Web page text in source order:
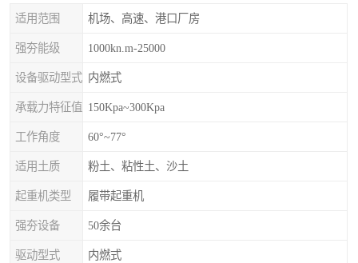
适用范围 机场、高速、港口厂房
强夯能级 1000kn.m-25000
设备驱动型式 内燃式
承载力特征值 150Kpa~300Kpa
工作角度 60°~77°
适用土质 粉土、粘性土、沙土
起重机类型 履带起重机
强夯设备 50余台
驱动型式 内燃式